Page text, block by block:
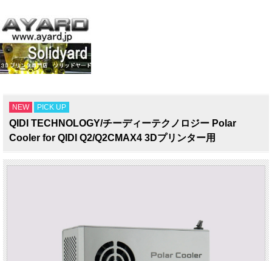
NEW PICK UP
QIDI TECHNOLOGY/チーディーテクノロジー Polar
Cooler for QIDI Q2/Q2CMAX4 3Dプリンター用